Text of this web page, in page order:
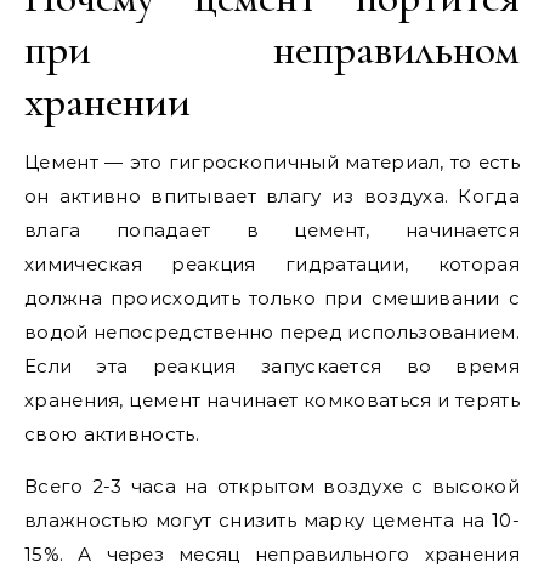
при неправильном
хранении
Цемент — это гигроскопичный материал, то есть
он активно впитывает влагу из воздуха. Когда
влага попадает в цемент, начинается
химическая реакция гидратации, которая
должна происходить только при смешивании с
водой непосредственно перед использованием.
Если эта реакция запускается во время
хранения, цемент начинает комковаться и терять
свою активность.
Всего 2-3 часа на открытом воздухе с высокой
влажностью могут снизить марку цемента на 10-
15%. А через месяц неправильного хранения